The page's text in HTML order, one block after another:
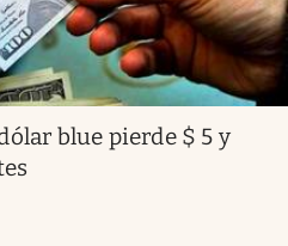
blue pierde $ 5 y